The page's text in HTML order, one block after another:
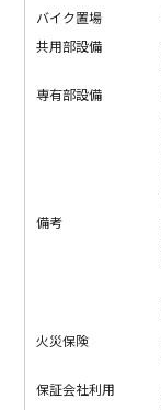
バイク置場
共用部設備
専有部設備
備考
火災保険
保証会社利用